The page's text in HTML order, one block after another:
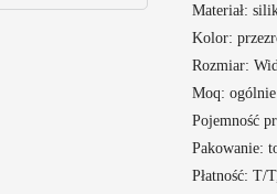
Materiał:
Kolor:
Rozmiar:
Moq:
Pojemność
Pakowanie:
Płatność: T/